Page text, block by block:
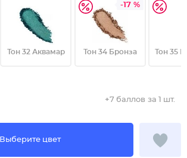
Тон 32 Аквамар
-17 %
Тон 34 Бронза Тон 35
Выберите цвет
+7 баллов за 1 шт.